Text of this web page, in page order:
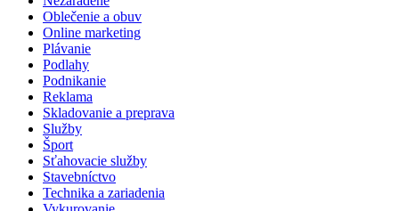
Oblečenie a obuv
Online marketing
Plávanie
Podlahy
Podnikanie
Reklama
Skladovanie a preprava
Služby
Šport
Sťahovacie služby
Stavebníctvo
Technika a zariadenia